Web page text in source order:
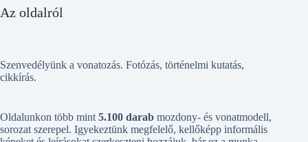
Az oldalról
Szenvedélyünk a vonatozás. Fotózás, történelmi kutatás,
cikkírás.
Oldalunkon több mint 5.100 darab mozdony- és vonatmodell,
sorozat szerepel. Igyekeztünk megfelelő, kellőképp informális